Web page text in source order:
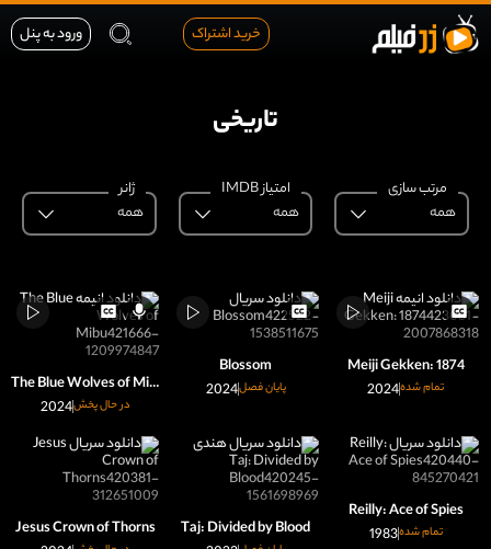
خرید اشتراک ورود به پنل
تاریخی
مرتب سازی
همه
امتیاز IMDB
همه
ژانر
همه
Meiji Gekken: 1874
2024تمام شده
Blossom
2024پایان فصل
The Blue Wolves of Mibu
2024در حال پخش
Reilly: Ace of Spies
1983تمام شده
Taj: Divided by Blood
Jesus Crown of Thorns